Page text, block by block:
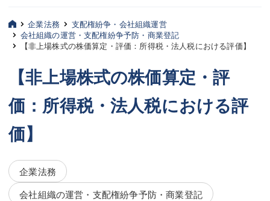
三平 聡史
坂本 陽一
桶川 聡
三平 隆史
吉元 優仁
小川 祐
三平 聡史
坂本 陽一
桶川 聡
三平 隆史
吉元 優仁
弁護士費用
企業法務
支配権紛争・会社組織運営
会社組織の運営・支配権紛争予防・商業登記
【非上場株式の株価算定・評価：所得税・法人税における評価】
【非上場株式の株価算定・評
価：所得税・法人税における評
価】
企業法務
会社組織の運営・支配権紛争予防・商業登記